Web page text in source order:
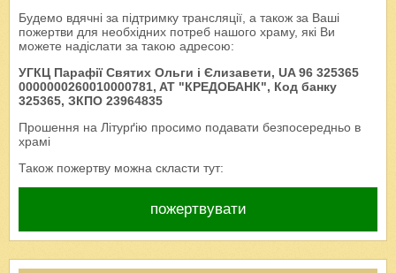
Будемо вдячні за підтримку трансляції, а також за Ваші
пожертви для необхідних потреб нашого храму, які Ви
можете надіслати за такою адресою:
УГКЦ Парафії Святих Ольги і Єлизавети, UA 96 325365
0000000260010000781, AT "КРЕДОБАНК", Код банку
325365, ЗКПО 23964835
Прошення на Літурґію просимо подавати безпосередньо в
храмі
Також пожертву можна скласти тут:
пожертвувати